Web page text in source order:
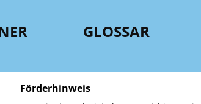
GLOSSAR
Förderhinweis